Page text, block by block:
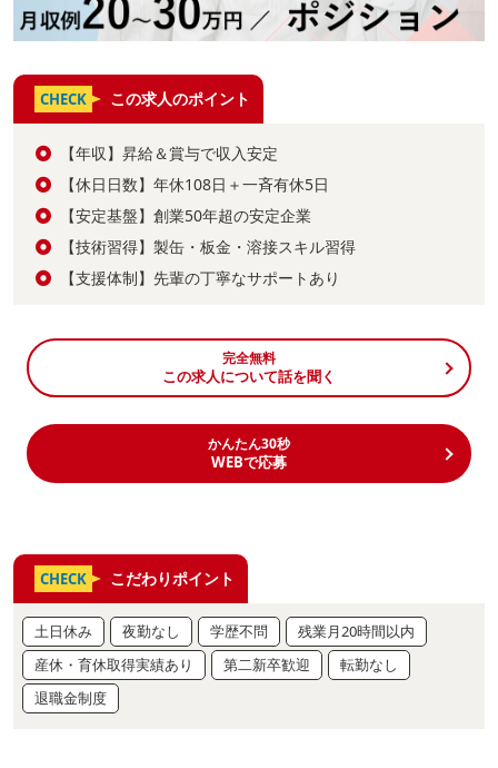
CHECK この求人のポイント
【年収】昇給＆賞与で収入安定
【休日日数】年休108日＋一斉有休5日
【安定基盤】創業50年超の安定企業
【技術習得】製缶・板金・溶接スキル習得
【支援体制】先輩の丁寧なサポートあり
完全無料
この求人について話を聞く
かんたん30秒
WEBで応募
CHECK こだわりポイント
土日休み 夜勤なし 学歴不問
残業月20時間以内
産休・育休取得実績あり
第二新卒歓迎
転勤なし
退職金制度